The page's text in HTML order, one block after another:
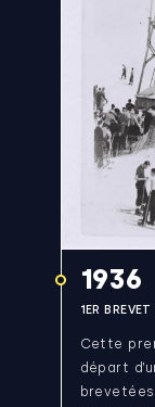
1936
1ER
Cette
départ